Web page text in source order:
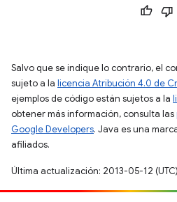
Salvo que se indique lo contrario, el
sujeto a la licencia Atribución 4.0 de
ejemplos de código están sujetos a la
obtener más información, consulta las
Google Developers. Java es una
afiliados.
Última actualización: 2013-05-12 (UTC)